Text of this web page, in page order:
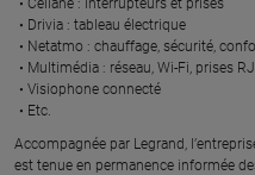
Drivia : tableau électrique ​
Netatmo : chauffage, sécurité,
Multimédia : réseau, Wi-Fi, prises
Visiophone connecté​
Etc.​
​Accompagnée par Legrand,
est tenue en permanence informée